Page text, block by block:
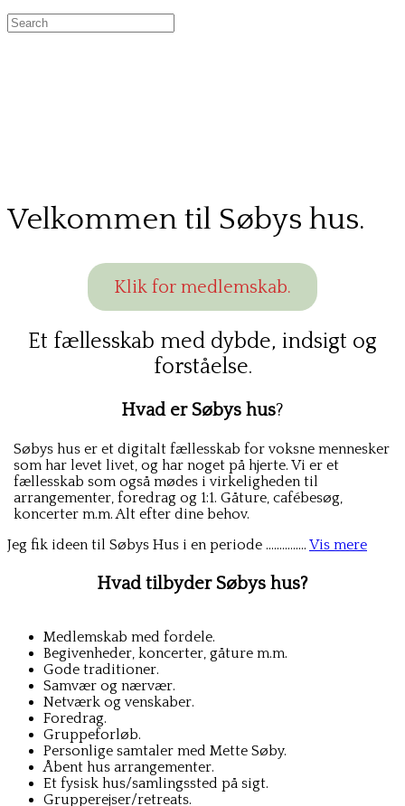
Search
for:
Velkommen til Søbys hus.
Klik for medlemskab.
Et fællesskab med dybde, indsigt og
forståelse.
Hvad er Søbys hus?
Søbys hus er et digitalt fællesskab for voksne mennesker
som har levet livet, og har noget på hjerte. Vi er et
fællesskab som også mødes i virkeligheden til
arrangementer, foredrag og 1:1. Gåture, cafébesøg,
koncerter m.m. Alt efter dine behov.
Jeg fik ideen til Søbys Hus i en periode …………… Vis mere
Hvad tilbyder Søbys hus?
Medlemskab med fordele.
Begivenheder, koncerter, gåture m.m.
Gode traditioner.
Samvær og nærvær.
Netværk og venskaber.
Foredrag.
Gruppeforløb.
Personlige samtaler med Mette Søby.
Åbent hus arrangementer.
Et fysisk hus/samlingssted på sigt.
Grupperejser/retreats.